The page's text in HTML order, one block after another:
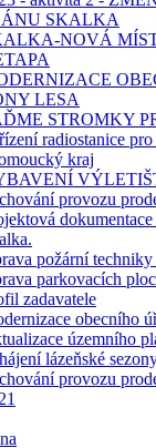
SKALKA
NOVÁ
LESA
STROMKY
radiostanice
kraj
provozu
požární
parkovacích
zadavatele
obecního
územního
lázeňské
provozu